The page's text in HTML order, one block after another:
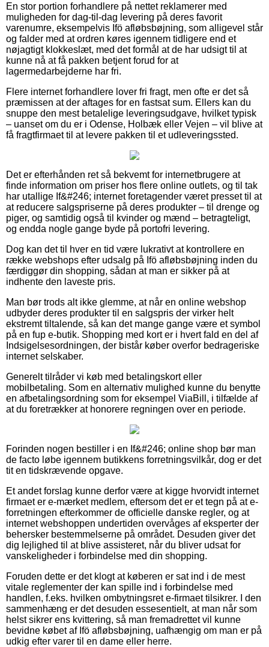
En stor portion forhandlere på nettet reklamerer med
muligheden for dag-til-dag levering på deres favorit
varenumre, eksempelvis Ifö afløbsbøjning, som alligevel står
og falder med at ordren køres igennem tidligere end et
nøjagtigt klokkeslæt, med det formål at de har udsigt til at
kunne nå at få pakken betjent forud for at
lagermedarbejderne har fri.
Flere internet forhandlere lover fri fragt, men ofte er det så
præmissen at der aftages for en fastsat sum. Ellers kan du
snuppe den mest betalelige leveringsudgave, hvilket typisk
– uanset om du er i Odense, Holbæk eller Vejen – vil blive at
få fragtfirmaet til at levere pakken til et udleveringssted.
Det er efterhånden ret så bekvemt for internetbrugere at
finde information om priser hos flere online outlets, og til tak
har utallige If&#246; internet foretagender været presset til at
at reducere salgspriserne på deres produkter – til drenge og
piger, og samtidig også til kvinder og mænd – betragteligt,
og endda nogle gange byde på portofri levering.
Dog kan det til hver en tid være lukrativt at kontrollere en
række webshops efter udsalg på Ifö afløbsbøjning inden du
færdiggør din shopping, sådan at man er sikker på at
indhente den laveste pris.
Man bør trods alt ikke glemme, at når en online webshop
udbyder deres produkter til en salgspris der virker helt
ekstremt tiltalende, så kan det mange gange være et symbol
på en fup e-butik. Shopping med kort er i hvert fald en del af
Indsigelsesordningen, der bistår køber overfor bedrageriske
internet selskaber.
Generelt tilråder vi køb med betalingskort eller
mobilbetaling. Som en alternativ mulighed kunne du benytte
en afbetalingsordning som for eksempel ViaBill, i tilfælde af
at du foretrækker at honorere regningen over en periode.
Forinden nogen bestiller i en If&#246; online shop bør man
de facto løbe igennem butikkens forretningsvilkår, dog er det
tit en tidskrævende opgave.
Et andet forslag kunne derfor være at kigge hvorvidt internet
firmaet er e-mærket medlem, eftersom det er et tegn på at e-
forretningen efterkommer de officielle danske regler, og at
internet webshoppen undertiden overvåges af eksperter der
behersker bestemmelserne på området. Desuden giver det
dig lejlighed til at blive assisteret, når du bliver udsat for
vanskeligheder i forbindelse med din shopping.
Foruden dette er det klogt at køberen er sat ind i de mest
vitale reglementer der kan spille ind i forbindelse med
handlen, f.eks. hvilken ombytningsret e-firmaet tilsikrer. I den
sammenhæng er det desuden essesentielt, at man når som
helst sikrer ens kvittering, så man fremadrettet vil kunne
bevidne købet af Ifö afløbsbøjning, uafhængig om man er på
udkig efter varer til en dame eller herre.